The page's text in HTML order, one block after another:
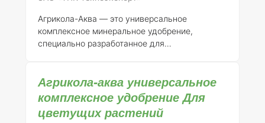
Агрикола-Аква — это универсальное
комплексное минеральное удобрение,
специально разработанное для
номером 046-11-731-1 и выпускается ЗАО
Агрикола-Аква содержит сбалансированный
комплекс макро- и микроэлементов,
Агрикола-аква универсальное
комплексное удобрение Для
цветущих растений